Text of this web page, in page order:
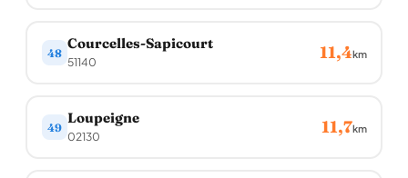
48
Courcelles-Sapicourt
51140 11,4km
49
Loupeigne
02130 11,7km